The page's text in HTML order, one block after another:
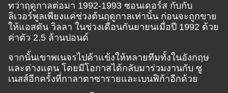
ทว่าฤดูกาลต่อมา 1992-1993 ซอนเดอร์ส กับกับ
ลิเวอร์พูลเพียงแค่ช่วงต้นฤดูกาลเท่านั้น ก่อนจะถูกขาย
ให้แอสตัน วิลลา ในช่วงเดือนกันยายนเมื่อปี 1992 ด้วย
ค่าตัว 2.5 ล้านปอนด์
จากนั้นเขาพเนจรไปค้าแข้งให้หลายทีมทั้งในอังกฤษ
และต่างแดน โดยมีโอกาสได้กลับมาร่วมงานกับ ซู
เนสส์อีกครั้งที่กาลาตาซารายและเบนฟิก้าอีกด้วย